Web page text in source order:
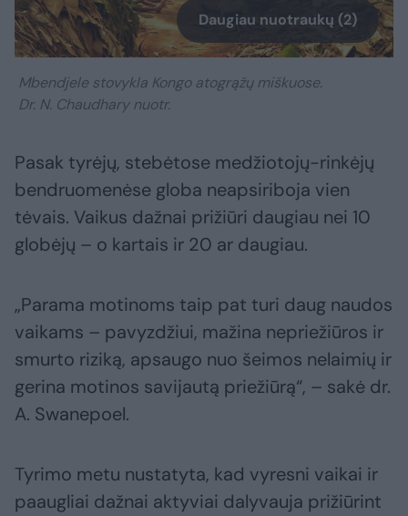
Daugiau nuotraukų (2)
Mbendjele stovykla Kongo atogrąžų miškuose.
Dr. N. Chaudhary nuotr.
Pasak tyrėjų, stebėtose medžiotojų-rinkėjų
bendruomenėse globa neapsiriboja vien
tėvais. Vaikus dažnai prižiūri daugiau nei 10
globėjų – o kartais ir 20 ar daugiau.
„Parama motinoms taip pat turi daug naudos
vaikams – pavyzdžiui, mažina nepriežiūros ir
smurto riziką, apsaugo nuo šeimos nelaimių ir
gerina motinos savijautą priežiūrą“, – sakė dr.
A. Swanepoel.
Tyrimo metu nustatyta, kad vyresni vaikai ir
paaugliai dažnai aktyviai dalyvauja prižiūrint